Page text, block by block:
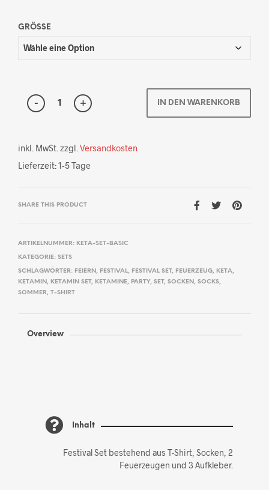
GRÖSSE
IN DEN WARENKORB
inkl. MwSt. zzgl. Versandkosten
Lieferzeit:1-5 Tage
SHARE THIS PRODUCT
ARTIKELNUMMER: KETA-SET-BASIC
KATEGORIE: SETS
SCHLAGWÖRTER: FEIERN , FESTIVAL, FESTIVAL SET, FEUERZEUG, KETA,
KETAMIN , KETAMIN SET, KETAMINE, PARTY, SET, SOCKEN , SOCKS,
SOMMER, T-SHIRT
Overview
Inhalt
Festival Set bestehend aus T-Shirt, Socken, 2
Feuerzeugen und 3 Aufkleber.